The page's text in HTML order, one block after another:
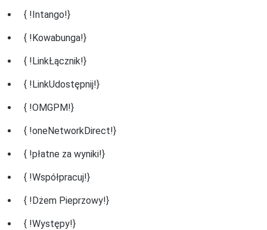
{ !Intango!}
{ !Kowabunga!}
{ !LinkŁącznik!}
{ !LinkUdostępnij!}
{ !OMGPM!}
{ !oneNetworkDirect!}
{ !płatne za wyniki!}
{ !Współpracuj!}
{ !Dżem Pieprzowy!}
{ !Występy!}